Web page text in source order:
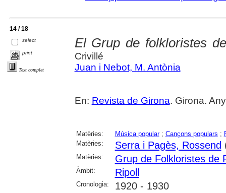
14 / 18
select
print
Text complet
El Grup de folkloristes
Crivillé
Juan i Nebot, M. Antònia
En: Revista de Girona. Girona.
Matèries: Música popular; Cançons populars ;
Matèries:
Serra i Pagès, Rossend
Matèries: Grup de Folkloristes de
Àmbit: Ripoll
Cronologia: 1920 - 1930